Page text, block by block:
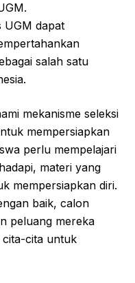
UGM dapat
salah satu
mekanisme seleksi
mempersiapkan
perlu mempelajari
materi yang
mempersiapkan diri.
baik, calon
peluang mereka
cita-cita untuk